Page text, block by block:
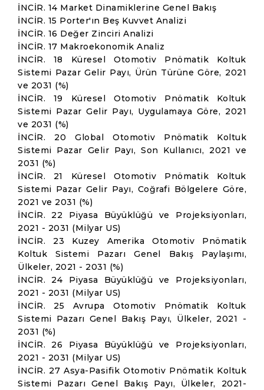
İNCİR. 14 Market Dinamiklerine Genel Bakış
İNCİR. 15 Porter'ın Beş Kuvvet Analizi
İNCİR. 16 Değer Zinciri Analizi
İNCİR. 17 Makroekonomik Analiz
İNCİR. 18 Küresel Otomotiv Pnömatik Koltuk
Sistemi Pazar Gelir Payı, Ürün Türüne Göre, 2021
ve 2031 (%)
İNCİR. 19 Küresel Otomotiv Pnömatik Koltuk
Sistemi Pazar Gelir Payı, Uygulamaya Göre, 2021
ve 2031 (%)
İNCİR. 20 Global Otomotiv Pnömatik Koltuk
Sistemi Pazar Gelir Payı, Son Kullanıcı, 2021 ve
2031 (%)
İNCİR. 21 Küresel Otomotiv Pnömatik Koltuk
Sistemi Pazar Gelir Payı, Coğrafi Bölgelere Göre,
2021 ve 2031 (%)
İNCİR. 22 Piyasa Büyüklüğü ve Projeksiyonları,
2021 - 2031 (Milyar US)
İNCİR. 23 Kuzey Amerika Otomotiv Pnömatik
Koltuk Sistemi Pazarı Genel Bakış Paylaşımı,
Ülkeler, 2021 - 2031 (%)
İNCİR. 24 Piyasa Büyüklüğü ve Projeksiyonları,
2021 - 2031 (Milyar US)
İNCİR. 25 Avrupa Otomotiv Pnömatik Koltuk
Sistemi Pazarı Genel Bakış Payı, Ülkeler, 2021 -
2031 (%)
İNCİR. 26 Piyasa Büyüklüğü ve Projeksiyonları,
2021 - 2031 (Milyar US)
İNCİR. 27 Asya-Pasifik Otomotiv Pnömatik Koltuk
Sistemi Pazarı Genel Bakış Payı, Ülkeler, 2021-